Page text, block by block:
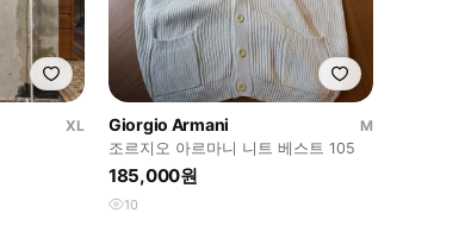
XL
Giorgio Armani
M
조르지오 아르마니 니트 베스트 105
185,000원
10